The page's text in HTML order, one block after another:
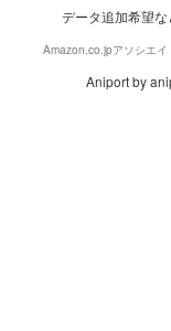
データ追加希望な
Amazon.co.jpアソシエ
Aniport by